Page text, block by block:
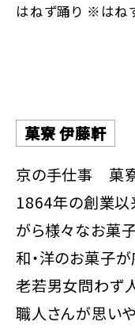
はねず踊り ※はね
菓寮 伊藤軒
京の手仕事 菓
1864年の創業以
がら様々なお菓
和・洋のお菓子
老若男女問わず
職人さんが思い